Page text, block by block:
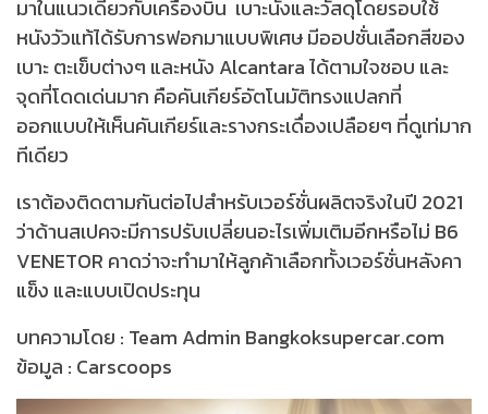
มาในแนวเดียวกับเครื่องบิน เบาะนั่งและวัสดุโดยรอบใช้
หนังวัวแท้ได้รับการฟอกมาแบบพิเศษ มีออปชั่นเลือกสีของ
เบาะ ตะเข็บต่างๆ และหนัง Alcantara ได้ตามใจชอบ และ
จุดที่โดดเด่นมาก คือคันเกียร์อัตโนมัติทรงแปลกที่
ออกแบบให้เห็นคันเกียร์และรางกระเดื่องเปลือยๆ ที่ดูเท่มาก
ทีเดียว
เราต้องติดตามกันต่อไปสำหรับเวอร์ชั่นผลิตจริงในปี 2021
ว่าด้านสเปคจะมีการปรับเปลี่ยนอะไรเพิ่มเติมอีกหรือไม่ B6
VENETOR คาดว่าจะทำมาให้ลูกค้าเลือกทั้งเวอร์ชั่นหลังคา
แข็ง และแบบเปิดประทุน
บทความโดย : Team Admin Bangkoksupercar.com
ข้อมูล : Carscoops